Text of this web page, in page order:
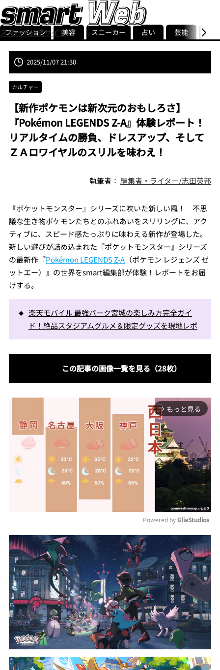
スマート公式サイト
smart最新号
記事一覧ランキング
ストリ
ファッション 美容 スニーカー 占い 芸能 グル
2025/11/07 21:30
カルチャー
【新作ポケモンは新次元のおもしろさ】
『Pokémon LEGENDS Z-A』体験レポート！
リアルタイムの勝負、ドレスアップ、そして
ＺＡロワイヤルのスリルを味わえ！
執筆者：編集者・ライター/志田英邦
『ポケットモンスター』シリーズに吹いた新しい風！ 不思
議な生き物ポケモンたちとのふれあいをスリリングに、アク
ティブに、スピード感たっぷりに味わえる新作が登場した。
新しい遊びが詰め込まれた『ポケットモンスター』シリーズ
の最新作『Pokémon LEGENDS Z-A（ポケモン レジェンズ ゼ
ットエー）』の世界をsmart編集部が体験！レポートをお届
けする。
楽天モバイル 最強パーク宮城の楽しみ方完全ガイ
ド！絶品スタジアムグルメ＆限定グッズを現地レポ
この記事の画像一覧を見る（28枚）
arrow_forward_ios もっと見る
Powered by GliaStudios